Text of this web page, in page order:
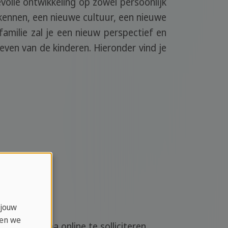
een nieuwe cultuur, een nieuwe
zal je een nieuw perspectief en
van de kinderen. Hieronder vind je
we